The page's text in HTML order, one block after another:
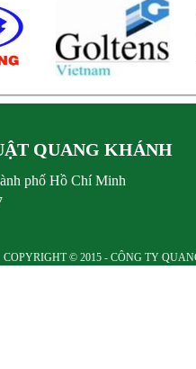
QUANG KHÁNH
phố Hồ Chí Minh
COPYRIGHT © 2015 - CÔNG TY